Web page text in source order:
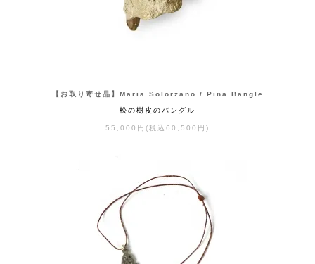
【お取り寄せ品】Maria Solorzano / Pina Bangle
松の樹皮のバングル
55,000円(税込60,500円)